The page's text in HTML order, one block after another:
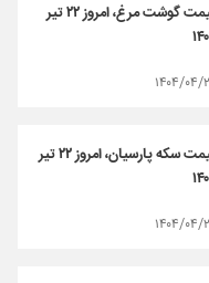
قیمت گوشت مرغ، امروز ۲۲ تیر
۰۴/۲۲
قیمت سکه پارسیان، امروز ۲۲ تیر
۰۴/۲۲